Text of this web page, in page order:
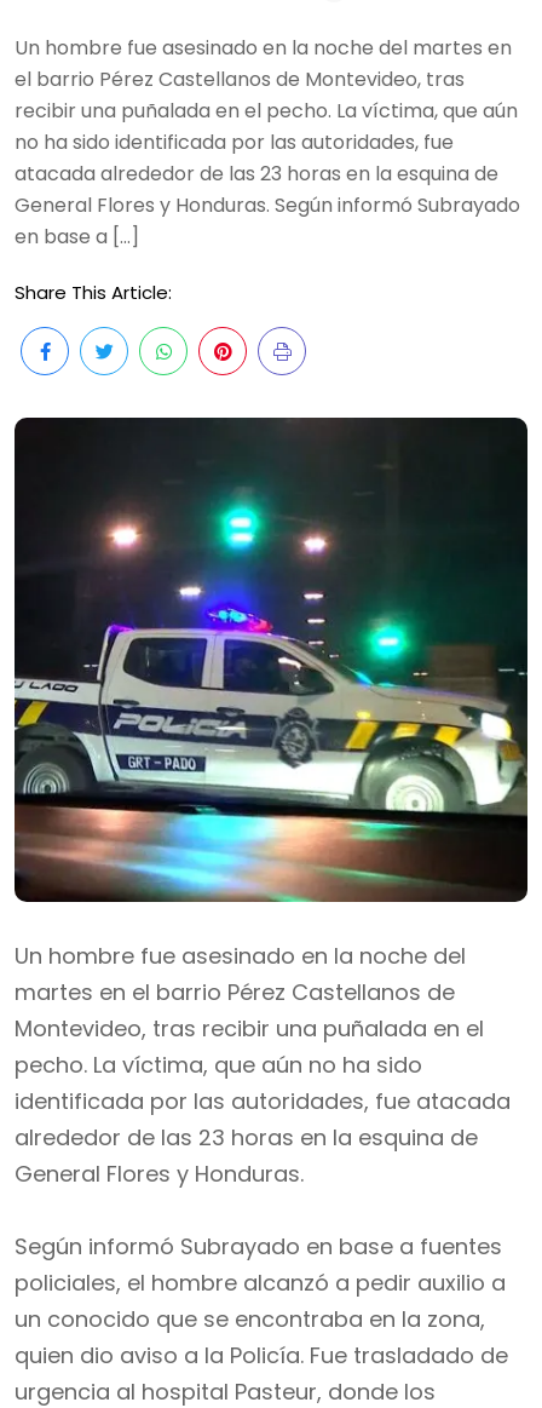
Un hombre fue asesinado en la noche del martes en
el barrio Pérez Castellanos de Montevideo, tras
recibir una puñalada en el pecho. La víctima, que aún
no ha sido identificada por las autoridades, fue
atacada alrededor de las 23 horas en la esquina de
General Flores y Honduras. Según informó Subrayado
en base a […]
Share This Article:
Un hombre fue asesinado en la noche del
martes en el barrio Pérez Castellanos de
Montevideo, tras recibir una puñalada en el
pecho. La víctima, que aún no ha sido
identificada por las autoridades, fue atacada
alrededor de las 23 horas en la esquina de
General Flores y Honduras.
Según informó Subrayado en base a fuentes
policiales, el hombre alcanzó a pedir auxilio a
un conocido que se encontraba en la zona,
quien dio aviso a la Policía. Fue trasladado de
urgencia al hospital Pasteur, donde los